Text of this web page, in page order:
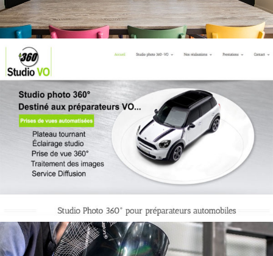
Verrière Factory